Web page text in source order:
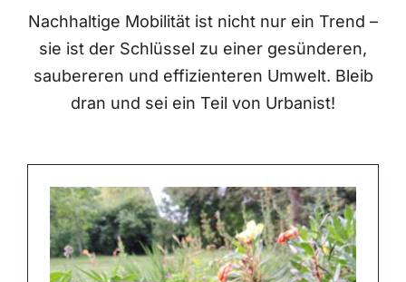
Nachhaltige Mobilität ist nicht nur ein Trend –
sie ist der Schlüssel zu einer gesünderen,
saubereren und effizienteren Umwelt. Bleib
dran und sei ein Teil von Urbanist!